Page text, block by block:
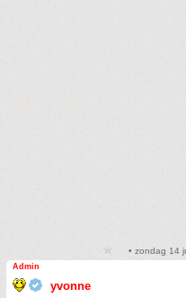
• zondag 14
Admin
yvonne